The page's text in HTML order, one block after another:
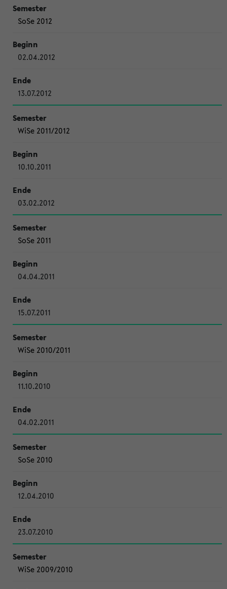
SoSe 2012
02.04.2012
13.07.2012
WiSe 2011/2012
10.10.2011
03.02.2012
SoSe 2011
04.04.2011
15.07.2011
WiSe 2010/2011
11.10.2010
04.02.2011
SoSe 2010
12.04.2010
23.07.2010
WiSe 2009/2010